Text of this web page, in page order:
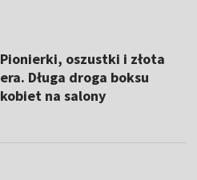
Pionierki, oszustki i złota
era. Długa droga boksu
kobiet na salony